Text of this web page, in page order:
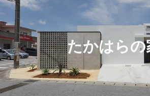
たかはらの